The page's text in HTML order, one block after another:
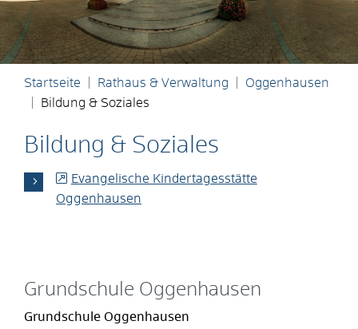
Startseite Rathaus & Verwaltung
Oggenhausen
Bildung & Soziales
Bildung & Soziales
Evangelische Kindertagesstätte
Oggenhausen
Grundschule Oggenhausen
Grundschule Oggenhausen